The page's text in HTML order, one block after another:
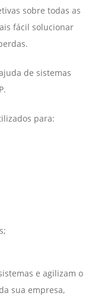
sobre todas as
fácil solucionar
de sistemas
para:
e agilizam o
sua empresa,